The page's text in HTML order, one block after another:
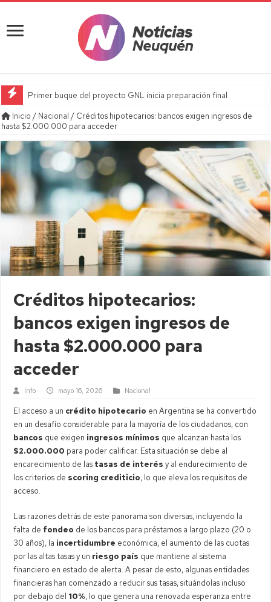
Primer buque del proyecto GNL inicia preparación final
Inicio / Nacional / Créditos hipotecarios: bancos exigen ingresos de
hasta $2.000.000 para acceder
Créditos hipotecarios:
bancos exigen ingresos de
hasta $2.000.000 para
acceder
Info mayo 16, 2026 Nacional
El acceso a un crédito hipotecario en Argentina se ha convertido
en un desafío considerable para la mayoría de los ciudadanos, con
bancos que exigen ingresos mínimos que alcanzan hasta los
$2.000.000 para poder calificar. Esta situación se debe al
encarecimiento de las tasas de interés y al endurecimiento de
los criterios de scoring crediticio, lo que eleva los requisitos de
acceso.
Las razones detrás de este panorama son diversas, incluyendo la
falta de fondeo de los bancos para préstamos a largo plazo (20 o
30 años), la incertidumbre económica, el aumento de las cuotas
por las altas tasas y un riesgo país que mantiene al sistema
financiero en estado de alerta. A pesar de esto, algunas entidades
financieras han comenzado a reducir sus tasas, situándolas incluso
por debajo del 10%, lo que genera una renovada esperanza entre